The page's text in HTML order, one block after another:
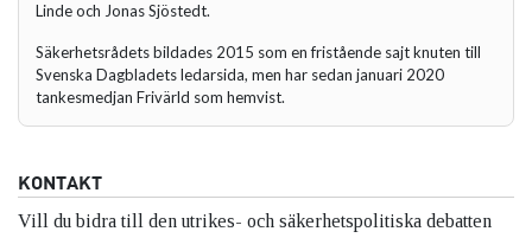
Linde och Jonas Sjöstedt.
Säkerhetsrådets bildades 2015 som en fristående sajt knuten till
Svenska Dagbladets ledarsida, men har sedan januari 2020
tankesmedjan Frivärld som hemvist.
KONTAKT
Vill du bidra till den utrikes- och säkerhetspolitiska debatten